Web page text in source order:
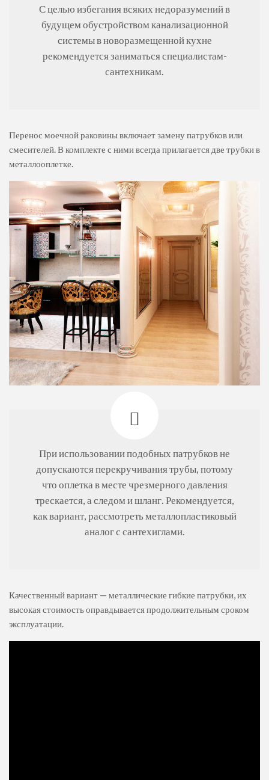
С целью избегания всяких недоразумений в
будущем обустройством канализационной
системы в новоразмещенной кухне
рекомендуется заниматься специалистам-
сантехникам.
Перенос моечной раковины включает замену патрубков или
смесителей. В комплекте с ними всегда прилагается две трубки в
металлооплетке.
При использовании подобных патрубков не
допускаются перекручивания трубы, потому
что оплетка в месте чрезмерного давления
трескается, а следом и шланг. Рекомендуется,
как вариант, рассмотреть металлопластиковый
аналог с сантехиглами.
Качественный вариант — металлические гибкие патрубки, их
высокая стоимость оправдывается продолжительным сроком
эксплуатации.